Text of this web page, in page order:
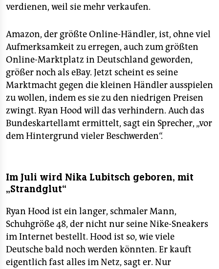
verdienen, weil sie mehr verkaufen.
Amazon, der größte Online-Händler, ist, ohne viel
Aufmerksamkeit zu erregen, auch zum größten
Online-Marktplatz in Deutschland geworden,
größer noch als eBay. Jetzt scheint es seine
Marktmacht gegen die kleinen Händler ausspielen
zu wollen, indem es sie zu den niedrigen Preisen
zwingt. Ryan Hood will das verhindern. Auch das
Bundeskartellamt ermittelt, sagt ein Sprecher, „vor
dem Hintergrund vieler Beschwerden“.
Im Juli wird Nika Lubitsch geboren, mit
„Strandglut“
Ryan Hood ist ein langer, schmaler Mann,
Schuhgröße 48, der nicht nur seine Nike-Sneakers
im Internet bestellt. Hood ist so, wie viele
Deutsche bald noch werden könnten. Er kauft
eigentlich fast alles im Netz, sagt er. Nur